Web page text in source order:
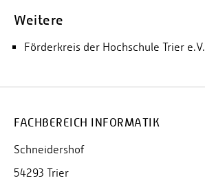
Weitere
Förderkreis der Hochschule Trier e.V.
FACHBEREICH INFORMATIK
Schneidershof
54293 Trier